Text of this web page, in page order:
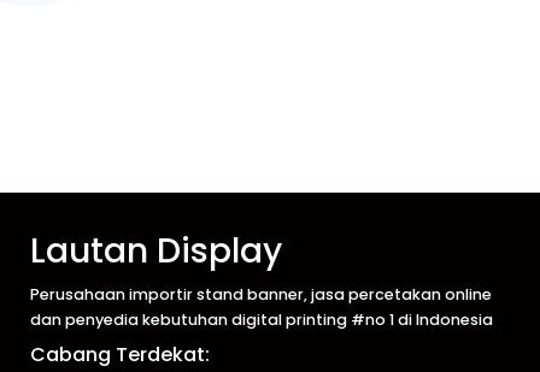
Lautan Display
Perusahaan importir stand banner, jasa percetakan online
dan penyedia kebutuhan digital printing #no 1 di Indonesia
Cabang Terdekat: